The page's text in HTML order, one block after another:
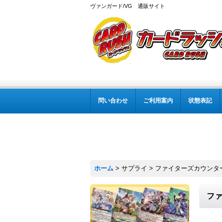
ヴァンガード/VG 通販サイト
問い合わせ ご利用案内 状態表記
ホーム > サプライ > ファイターズカウン
フ